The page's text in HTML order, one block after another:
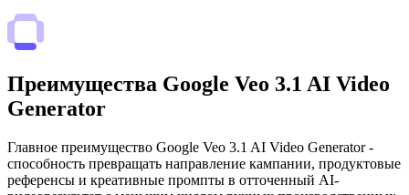
Преимущества Google Veo 3.1 AI Video
Generator
Главное преимущество Google Veo 3.1 AI Video Generator -
способность превращать направление кампании, продуктовые
референсы и креативные промпты в отточенный AI-